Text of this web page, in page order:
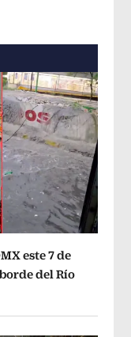
este 7 de
del Río